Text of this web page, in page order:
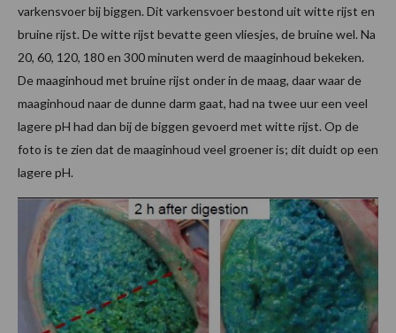
varkensvoer bij biggen. Dit varkensvoer bestond uit witte rijst en
bruine rijst. De witte rijst bevatte geen vliesjes, de bruine wel. Na
20, 60, 120, 180 en 300 minuten werd de maaginhoud bekeken.
De maaginhoud met bruine rijst onder in de maag, daar waar de
maaginhoud naar de dunne darm gaat, had na twee uur een veel
lagere pH had dan bij de biggen gevoerd met witte rijst. Op de
foto is te zien dat de maaginhoud veel groener is; dit duidt op een
lagere pH.